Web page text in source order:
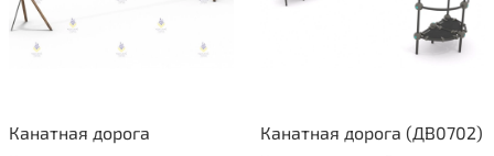
Канатная дорога Канатная дорога (ДВ0702)